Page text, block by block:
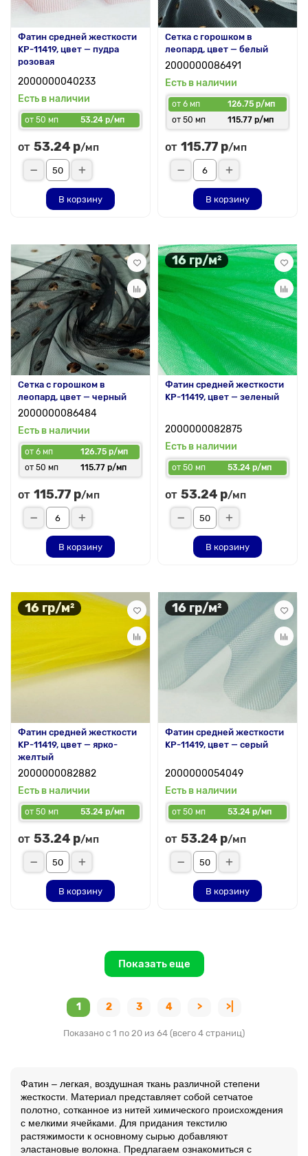
Фатин средней жесткости
KP-11419, цвет — пудра
розовая
2000000040233
Есть в наличии
от 50 мп 53.24 р/мп
от 53.24 р/мп
В корзину
Сетка с горошком в
леопард, цвет — белый
2000000086491
Есть в наличии
от 6 мп
126.75 р/мп
от 50 мп
115.77 р/мп
от 115.77 р/мп
В корзину
Сетка с горошком в
леопард, цвет — черный
2000000086484
Есть в наличии
от 6 мп
126.75 р/мп
от 50 мп
115.77 р/мп
от 115.77 р/мп
В корзину
16 гр/м²
Фатин средней жесткости
KP-11419, цвет — зеленый
2000000082875
Есть в наличии
от 50 мп 53.24 р/мп
от 53.24 р/мп
В корзину
16 гр/м²
Фатин средней жесткости
KP-11419, цвет — ярко-
желтый
2000000082882
Есть в наличии
от 50 мп 53.24 р/мп
от 53.24 р/мп
В корзину
16 гр/м²
Фатин средней жесткости
KP-11419, цвет — серый
2000000054049
Есть в наличии
от 50 мп 53.24 р/мп
от 53.24 р/мп
В корзину
Показать еще
1 2 3 4 > >|
Показано с 1 по 20 из 64 (всего 4 страниц)
Фатин – легкая, воздушная ткань различной степени
жесткости. Материал представляет собой сетчатое
полотно, сотканное из нитей химического происхождения
с мелкими ячейками. Для придания текстилю
растяжимости к основному сырью добавляют
эластановые волокна. Предлагаем ознакомиться с